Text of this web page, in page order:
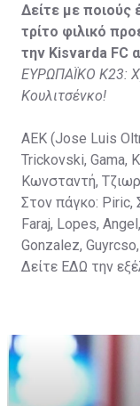
Στον πάγκο:
Vida, Otvos,
Δείτε με ποιούς
τρίτο φιλικό
την Kisvarda FC
ΕΥΡΩΠΑΪΚΟ Κ23:
Κουλιτσένκο!
ΑΕΚ (Jose Luis
Trickovski, Gama,
Κωνσταντή,
Στον πάγκο: Piric,
Faraj, Lopes,
Gonzalez,
Δείτε ΕΔΩ την